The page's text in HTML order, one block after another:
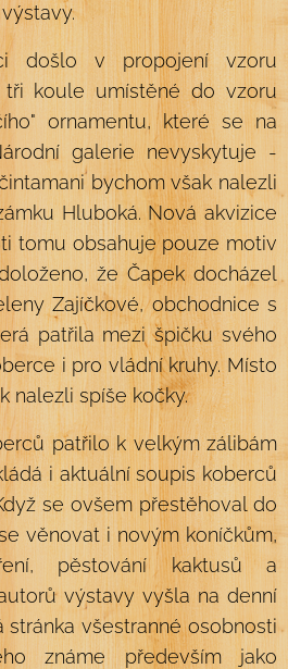
došlo v propojení vzoru
tři koule umístěné do vzoru
ornamentu, které se na
galerie nevyskytuje -
bychom však nalezli
Hluboká. Nová akvizice
tomu obsahuje pouze motiv
že Čapek docházel
Zajíčkové, obchodnice s
patřila mezi špičku svého
i pro vládní kruhy. Místo
nalezli spíše kočky.
patřilo k velkým zálibám
i aktuální soupis koberců
se ovšem přestěhoval do
věnovat i novým koníčkům,
pěstování kaktusů a
výstavy vyšla na denní
všestranné osobnosti
známe především jako